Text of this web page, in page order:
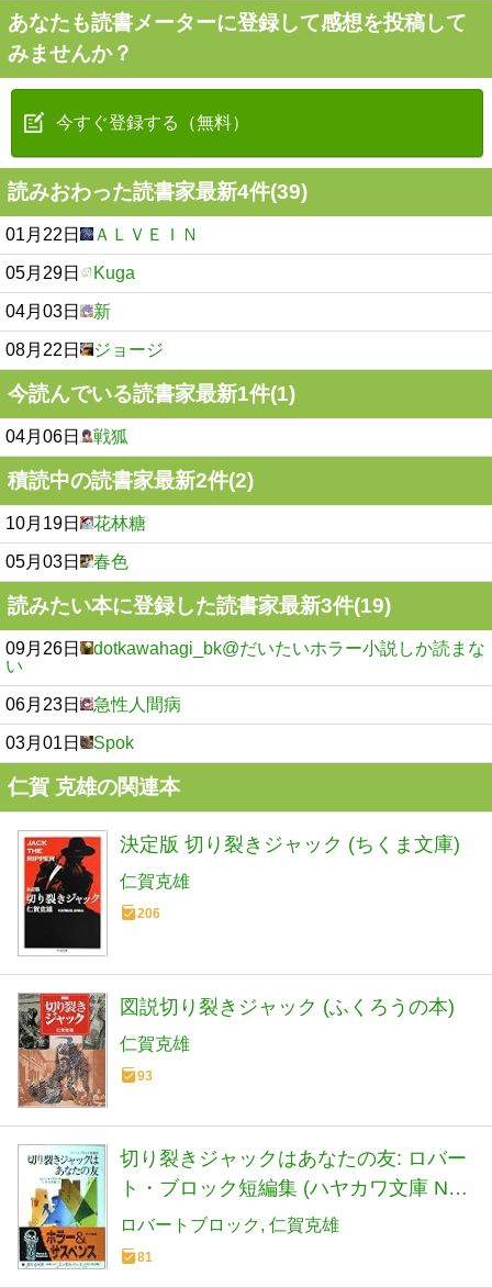
あなたも読書メーターに登録して感想を投稿して
みませんか？
今すぐ登録する（無料）
読みおわった読書家最新4件(39)
01月22日 ＡＬＶＥＩＮ
05月29日 Kuga
04月03日 新
08月22日 ジョージ
今読んでいる読書家最新1件(1)
04月06日 戦狐
積読中の読書家最新2件(2)
10月19日 花林糖
05月03日 春色
読みたい本に登録した読書家最新3件(19)
09月26日
dotkawahagi_bk@だいたいホラー小説しか読まな
い
06月23日 急性人間病
03月01日 Spok
仁賀 克雄の関連本
決定版 切り裂きジャック (ちくま文庫)
仁賀克雄
206
図説切り裂きジャック (ふくろうの本)
仁賀克雄
93
切り裂きジャックはあなたの友: ロバー
ト・ブロック短編集 (ハヤカワ文庫 NV
205)
ロバートブロック 仁賀克雄
81